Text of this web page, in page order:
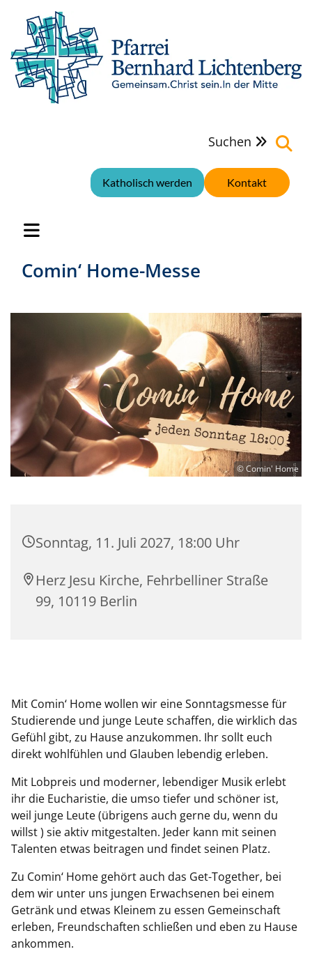
Suchen 
Kontakt
Katholisch werden
Comin‘ Home-Messe
© Comin' Home
Sonntag, 11. Juli 2027, 18:00 Uhr
Herz Jesu Kirche, Fehrbelliner Straße
99, 10119 Berlin
Mit Comin‘ Home wollen wir eine Sonntagsmesse für
Studierende und junge Leute schaffen, die wirklich das
Gefühl gibt, zu Hause anzukommen. Ihr sollt euch
direkt wohlfühlen und Glauben lebendig erleben.
Mit Lobpreis und moderner, lebendiger Musik erlebt
ihr die Eucharistie, die umso tiefer und schöner ist,
weil junge Leute (übrigens auch gerne du, wenn du
willst ) sie aktiv mitgestalten. Jeder kann mit seinen
Talenten etwas beitragen und findet seinen Platz.
Zu Comin‘ Home gehört auch das Get-Together, bei
dem wir unter uns jungen Erwachsenen bei einem
Getränk und etwas Kleinem zu essen Gemeinschaft
erleben, Freundschaften schließen und eben zu Hause
ankommen.